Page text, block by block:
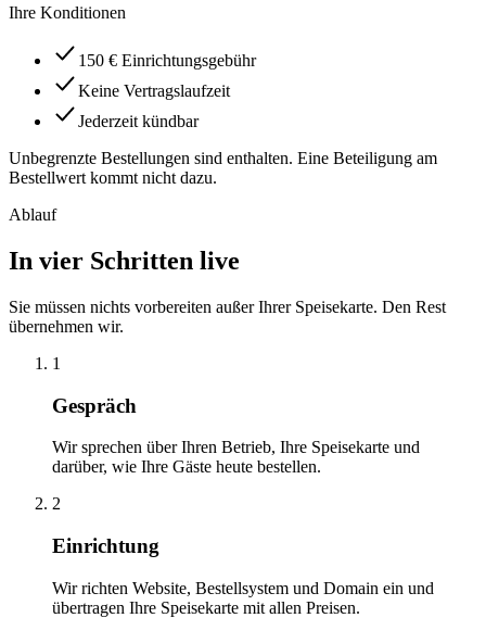
Ihre Konditionen
150 € Einrichtungsgebühr
Keine Vertragslaufzeit
Jederzeit kündbar
Unbegrenzte Bestellungen sind enthalten. Eine Beteiligung am
Bestellwert kommt nicht dazu.
Ablauf
In vier Schritten live
Sie müssen nichts vorbereiten außer Ihrer Speisekarte. Den Rest
übernehmen wir.
1
Gespräch
Wir sprechen über Ihren Betrieb, Ihre Speisekarte und
darüber, wie Ihre Gäste heute bestellen.
2
Einrichtung
Wir richten Website, Bestellsystem und Domain ein und
übertragen Ihre Speisekarte mit allen Preisen.